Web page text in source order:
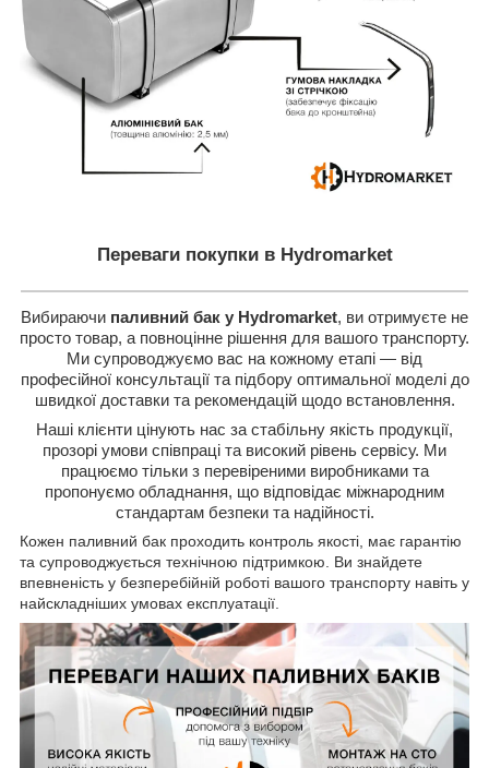
Переваги покупки в Hydromarket
Вибираючи паливний бак у Hydromarket, ви отримуєте не
просто товар, а повноцінне рішення для вашого транспорту.
Ми супроводжуємо вас на кожному етапі — від
професійної консультації та підбору оптимальної моделі до
швидкої доставки та рекомендацій щодо встановлення.
Наші клієнти цінують нас за стабільну якість продукції,
прозорі умови співпраці та високий рівень сервісу. Ми
працюємо тільки з перевіреними виробниками та
пропонуємо обладнання, що відповідає міжнародним
стандартам безпеки та надійності.
Кожен паливний бак проходить контроль якості, має гарантію
та супроводжується технічною підтримкою. Ви знайдете
впевненість у безперебійній роботі вашого транспорту навіть у
найскладніших умовах експлуатації.